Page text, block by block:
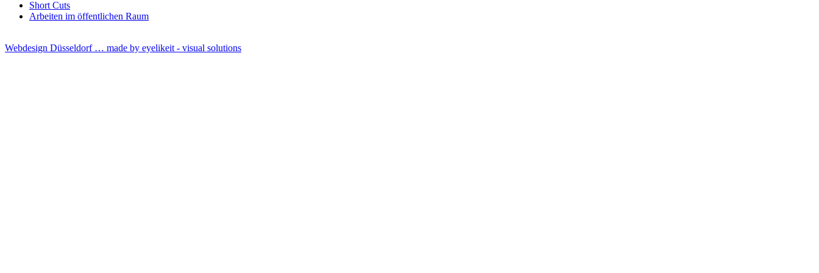
Short Cuts
Arbeiten im öffentlichen Raum
Webdesign Düsseldorf … made by eyelikeit - visual solutions